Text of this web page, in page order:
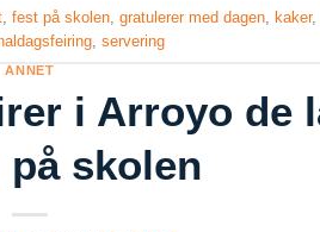
,fest på skolen ,gratulerer med dagen kaker,
,servering
ANNET
i Arroyo de
på skolen